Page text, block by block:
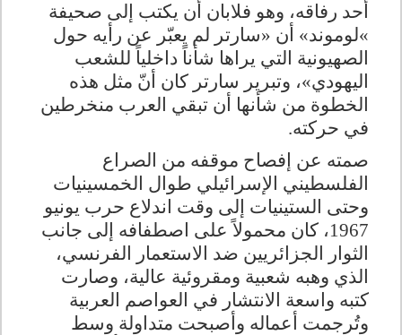
أحد رفاقه، وهو فلابان أن يكتب إلى صحيفة
«لوموند» أن «سارتر لم يعبّر عن رأيه حول
الصهيونية التي يراها شأناً داخلياً للشعب
اليهودي»، وتبرير سارتر كان أنّ مثل هذه
الخطوة من شأنها أن تبقي العرب منخرطين
في حركته.
صمته عن إفصاح موقفه من الصراع
الفلسطيني الإسرائيلي طوال الخمسينيات
وحتى الستينيات إلى وقت اندلاع حرب يونيو
1967، كان محمولاً على اصطفافه إلى جانب
الثوار الجزائريين ضد الاستعمار الفرنسي،
الذي وهبه شعبية ومقروئية عالية، وصارت
كتبه واسعة الانتشار في العواصم العربية
وتُرجمت أعماله وأصبحت متداولة وسط